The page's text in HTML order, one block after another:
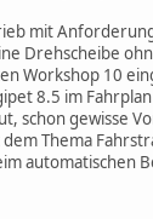
mit
Drehscheibe
Workshop 10
8.5 im
schon gewisse
Thema
automatischen